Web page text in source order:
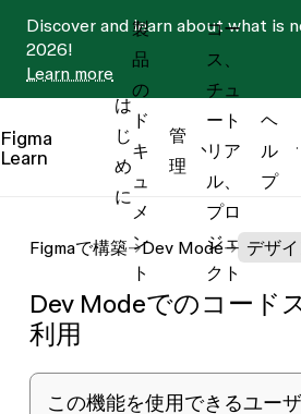
Discover and learn about what is
2026!
Learn more
Figma
Learn
は
じ
め
に
製
品
の
ド
キ
ュ
メ
ン
ト
管
理
コー
ス、
チュ
ート
リア
ル、
プロ
ジェ
クト
ヘ
ル
プ
Figmaで構築 Dev Mode デザ
Dev Modeでのコード
利用
この機能を使用できるユー